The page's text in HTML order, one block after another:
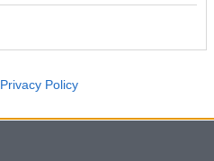
Privacy Policy